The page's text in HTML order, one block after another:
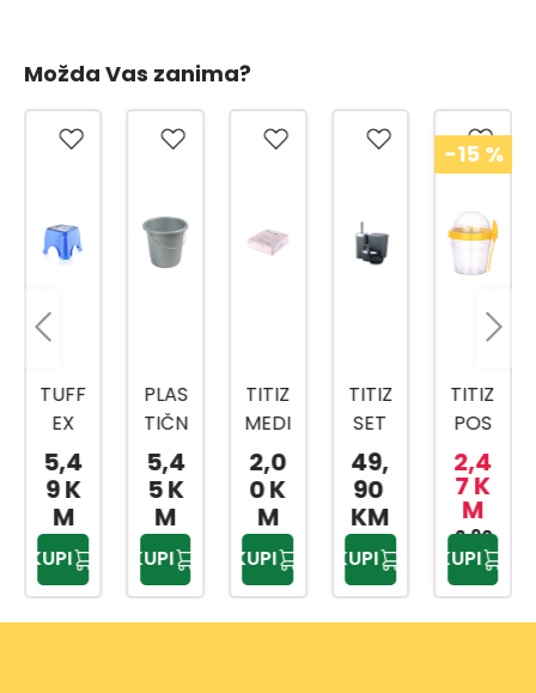
Možda Vas zanima?
PLAS
TIČN
A
KANT
A SA
MET
ALNO
M
DRŠK
5,4
5 K
M
KUPI
TITIZ
MEDI
CINS
KI
BOX
AP-
9159
2,0
0 K
M
KUPI
TITIZ
SET
ZA
KUPA
TILO
PRIW
EX
TP-
557
49,
90
KM
KUPI
-15%
TITIZ
POS
UDA
ZA
BEBI
HRA
NU
500
ML
2,4
7 K
M
2,90
KM
KUPI
-15 %
TITIZ
SET
ZA
SLAD
OLED
AP-
9425
3,5
7 K
M
4,20
KM
KUPI